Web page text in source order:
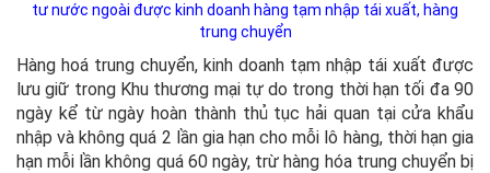
tư nước ngoài được kinh doanh hàng tạm nhập tái xuất, hàng
trung chuyển
Hàng hoá trung chuyển, kinh doanh tạm nhập tái xuất được
lưu giữ trong Khu thương mại tự do trong thời hạn tối đa 90
ngày kể từ ngày hoàn thành thủ tục hải quan tại cửa khẩu
nhập và không quá 2 lần gia hạn cho mỗi lô hàng, thời hạn gia
hạn mỗi lần không quá 60 ngày, trừ hàng hóa trung chuyển bị